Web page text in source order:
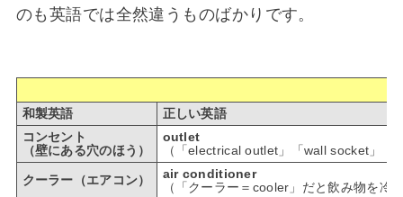
のも英語では全然違うものばかりです。
和製英語
正しい英語
コンセント
（壁にある穴のほう）
outlet
（「electrical outlet」「wall socket」
クーラー（エアコン）
air conditioner
（「クーラー＝cooler」だと飲み物を冷